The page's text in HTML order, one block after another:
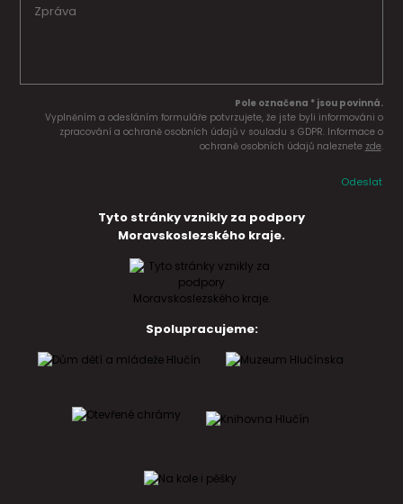
Pole označena * jsou povinná.
Vyplněním a odesláním formuláře potvrzujete, že jste byli informováni o
zpracování a ochraně osobních údajů v souladu s GDPR. Informace o
ochraně osobních údajů naleznete zde.
Odeslat
Tyto stránky vznikly za podpory
Moravskoslezského kraje.
Spolupracujeme: